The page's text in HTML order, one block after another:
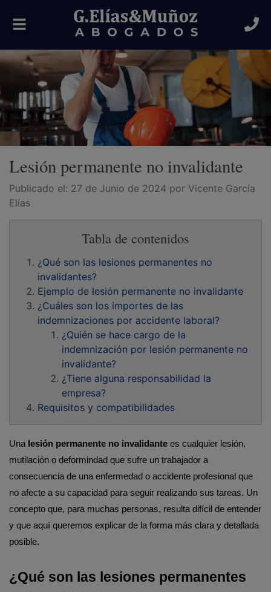
Alternar
navegación
Lesión permanente no invalidante
Publicado el: 27 de Junio de 2024 por Vicente García
Elías
Tabla de contenidos
¿Qué son las lesiones permanentes no
invalidantes?
Ejemplo de lesión permanente no invalidante
¿Cuáles son los importes de las
indemnizaciones por accidente laboral?
¿Quién se hace cargo de la
indemnización por lesión permanente no
invalidante?
¿Tiene alguna responsabilidad la
empresa?
Requisitos y compatibilidades
Una lesión permanente no invalidante es cualquier lesión,
mutilación o deformindad que sufre un trabajador a
consecuencia de una enfermedad o accidente profesional que
no afecte a su capacidad para seguir realizando sus tareas. Un
concepto que, para muchas personas, resulta difícil de entender
y que aquí queremos explicar de la forma más clara y detallada
posible.
¿Qué son las lesiones permanentes